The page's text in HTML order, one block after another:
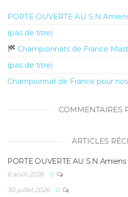
PORTE OUVERTE AU
(pas de titre)
Championnats de France
(pas de titre)
Championnat de France pour
COMMENTAIRES
ARTICLES
PORTE OUVERTE AU S.N.Amiens
6 août 2026
0
30 juillet 2026
0